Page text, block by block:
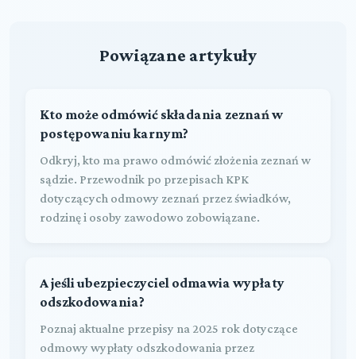
Powiązane artykuły
Kto może odmówić składania zeznań w
postępowaniu karnym?
Odkryj, kto ma prawo odmówić złożenia zeznań w
sądzie. Przewodnik po przepisach KPK
dotyczących odmowy zeznań przez świadków,
rodzinę i osoby zawodowo zobowiązane.
A jeśli ubezpieczyciel odmawia wypłaty
odszkodowania?
Poznaj aktualne przepisy na 2025 rok dotyczące
odmowy wypłaty odszkodowania przez